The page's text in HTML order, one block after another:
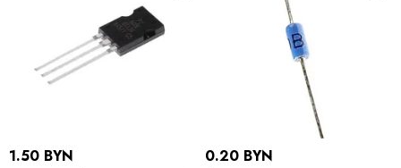
1.50 BYN 0.20 BYN